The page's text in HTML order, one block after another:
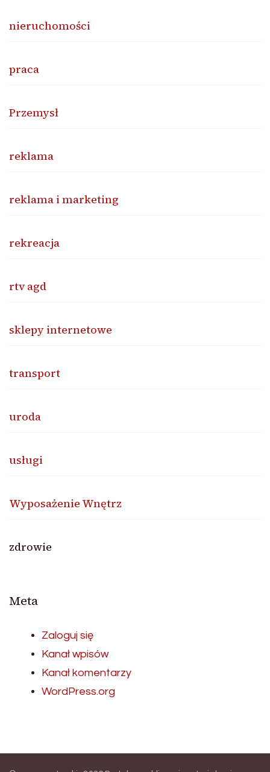
nieruchomości
praca
Przemysł
reklama
reklama i marketing
rekreacja
rtv agd
sklepy internetowe
transport
uroda
usługi
Wyposażenie Wnętrz
zdrowie
Meta
Zaloguj się
Kanał wpisów
Kanał komentarzy
WordPress.org